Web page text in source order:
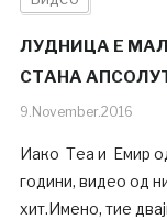
ЛУДНИЦА Е
СТАНА
9.November.2016
Иако Теа и Емир
години, видео од
хит.Имено, тие